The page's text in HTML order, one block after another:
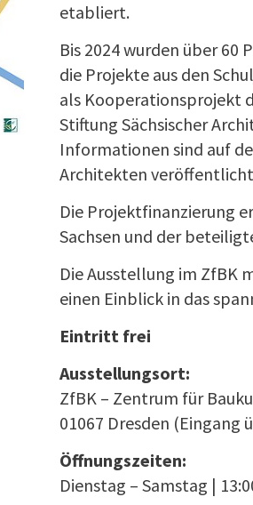
etabliert.
Bis 2024 wurden über
die Projekte aus den
als Kooperationsprojekt
Stiftung Sächsischer
Informationen sind auf
Architekten
Die Projektfinanzierung
Sachsen und der
Die Ausstellung im ZfBK
einen Einblick in das
Eintritt frei
Ausstellungsort:
ZfBK – Zentrum für
01067 Dresden (Eingang
Öffnungszeiten:
Dienstag – Samstag |